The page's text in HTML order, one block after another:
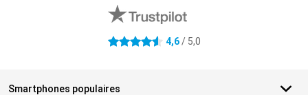
4.6 étoiles 4,6/ 5,0
Smartphones populaires